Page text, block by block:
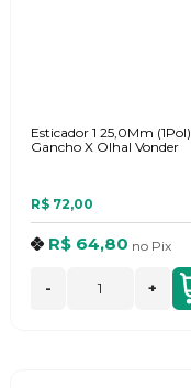
Esticador 1 25,0Mm (1Pol)
Gancho X Olhal Vonder
R$ 72,00
R$ 64,80 no Pix
- +